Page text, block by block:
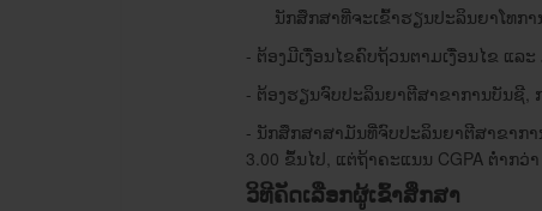
ນັກ​ສຶກສາ​ທີ່​ຈະ​ເຂົ້າ​ຮຽນ​ປະລິນຍາ​ໂທກາ
- ຕ້ອງ​ມີ​ເງື່ອນ​ໄຂ​ຄົບ​ຖ້ວນ​ຕາມ​ເງື່ອນ​ໄຂ ​ແ
- ຕ້ອງຮຽນຈົບປະລິນຍາຕີສາຂາ​ການ​ບັນຊີ,
- ນັກສຶກສາສາມັນທີ່ຈົບ​ປະລິນຍາ​ຕີສາຂາ​ກ
3.00 ຂຶ້ນໄປ, ​ແຕ່​ຖ້າ​ຄະ​ແນນ CGPA ​ຕໍ່າ​ກ
ວິທີຄັດເລືອກຜູ້ເຂົ້າສຶກສາ